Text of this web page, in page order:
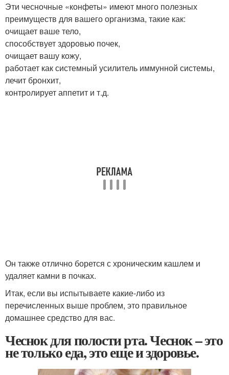
Эти чесночные «конфеты» имеют много полезных
преимуществ для вашего организма, такие как:
очищает ваше тело,
способствует здоровью почек,
очищает вашу кожу,
работает как системный усилитель иммунной системы,
лечит бронхит,
контролирует аппетит и т.д.
Он также отлично борется с хроническим кашлем и
удаляет камни в почках.
Итак, если вы испытываете какие-либо из
перечисленных выше проблем, это правильное
домашнее средство для вас.
Чеснок для полости рта. Чеснок – это
не только еда, это еще и здоровье.